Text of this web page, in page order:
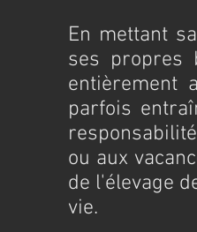
En mettant
ses propres
entièrement
parfois
ou aux
de l'élevage
vie.